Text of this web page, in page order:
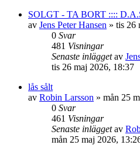
SOLGT - TA BORT ::::
av Jens Peter Hansen » tis 26
0 Svar
481 Visningar
Senaste inläggetav
tis 26 maj 2026, 18:37
lås sålt
av Robin Larsson » mån 25
0 Svar
461 Visningar
Senaste inläggetav
mån 25 maj 2026,